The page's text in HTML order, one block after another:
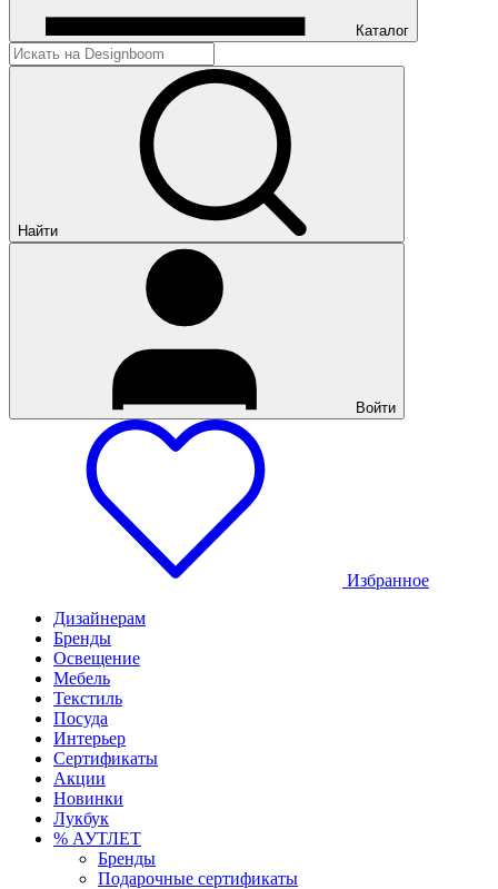
Каталог
Найти
Войти
Избранное
Дизайнерам
Бренды
Освещение
Мебель
Текстиль
Посуда
Интерьер
Сертификаты
Акции
Новинки
Лукбук
% АУТЛЕТ
Бренды
Подарочные сертификаты